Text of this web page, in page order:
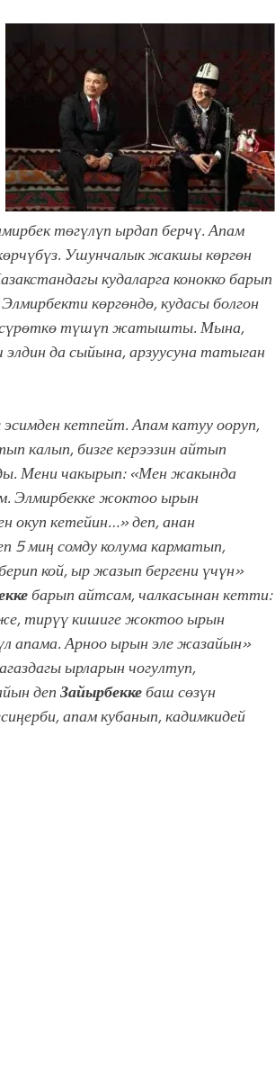
төгүлүп ырдап берчү. Апам
Ушунчалык жакшы көргөн
кудаларга конокко барып
көргөндө, кудасы болгон
сүрөткө түшүп жатышты. Мына,
да сыйына, арзуусуна татыган
эсимден кетпейт. Апам катуу ооруп,
калып, бизге керээзин айтып
Мени чакырып: «Мен жакында
Элмирбекке жоктоо ырын
окуп кетейин…» деп, анан
5 миң сомду колума карматып,
кой, ыр жазып бергени үчүн»
барып айтсам, чалкасынан кетти:
тирүү кишиге жоктоо ырын
апама. Арноо ырын эле жазайын»
ырларын чогултуп,
депЗайырбеккебаш сөзүн
апам кубанып, кадимкидей